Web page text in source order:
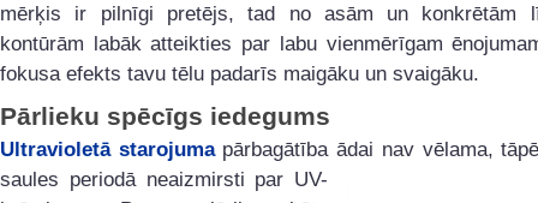
mērķis ir pilnīgi pretējs, tad no asām un konkrētām
kontūrām labāk atteikties par labu vienmērīgam
fokusa efekts tavu tēlu padarīs maigāku un svaigāku.
Pārlieku spēcīgs iedegums
Ultravioletā starojumapārbagātība ādai nav vēlama,
saules periodāneaizmirsti par UV-